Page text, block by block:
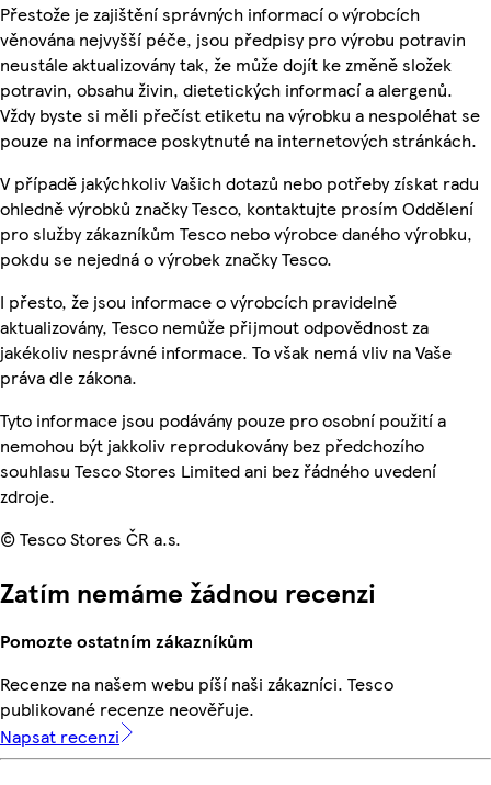
Přestože je zajištění správných informací o výrobcích
věnována nejvyšší péče, jsou předpisy pro výrobu potravin
neustále aktualizovány tak, že může dojít ke změně složek
potravin, obsahu živin, dietetických informací a alergenů.
Vždy byste si měli přečíst etiketu na výrobku a nespoléhat se
pouze na informace poskytnuté na internetových stránkách.
V případě jakýchkoliv Vašich dotazů nebo potřeby získat radu
ohledně výrobků značky Tesco, kontaktujte prosím Oddělení
pro služby zákazníkům Tesco nebo výrobce daného výrobku,
pokdu se nejedná o výrobek značky Tesco.
I přesto, že jsou informace o výrobcích pravidelně
aktualizovány, Tesco nemůže přijmout odpovědnost za
jakékoliv nesprávné informace. To však nemá vliv na Vaše
práva dle zákona.
Tyto informace jsou podávány pouze pro osobní použití a
nemohou být jakkoliv reprodukovány bez předchozího
souhlasu Tesco Stores Limited ani bez řádného uvedení
zdroje.
© Tesco Stores ČR a.s.
Zatím nemáme žádnou recenzi
Pomozte ostatním zákazníkům
Recenze na našem webu píší naši zákazníci. Tesco
publikované recenze neověřuje.
Napsat recenzi